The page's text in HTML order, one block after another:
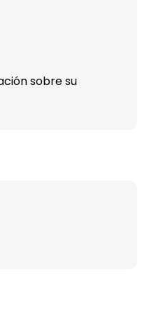
sobre su